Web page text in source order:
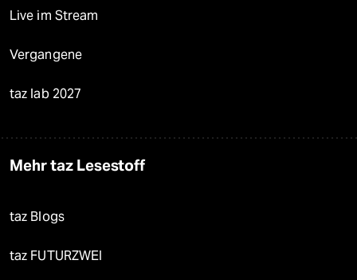
Live im Stream
Vergangene
taz lab 2027
Mehr taz Lesestoff
taz Blogs
taz FUTURZWEI